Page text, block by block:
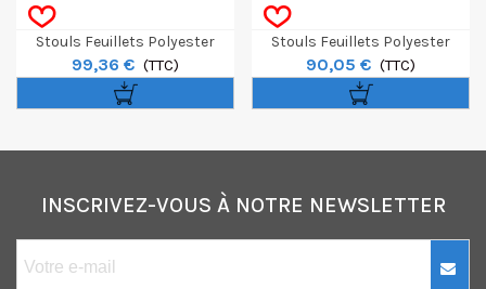
Stouls Feuillets Polyester
Perforés Pour Négatif 135 (par
50)
99,36 € (TTC)
Stouls Feuillets Polyester
Perforés Pour 5x5 (par 50)
90,05 € (TTC)
INSCRIVEZ-VOUS À NOTRE NEWSLETTER